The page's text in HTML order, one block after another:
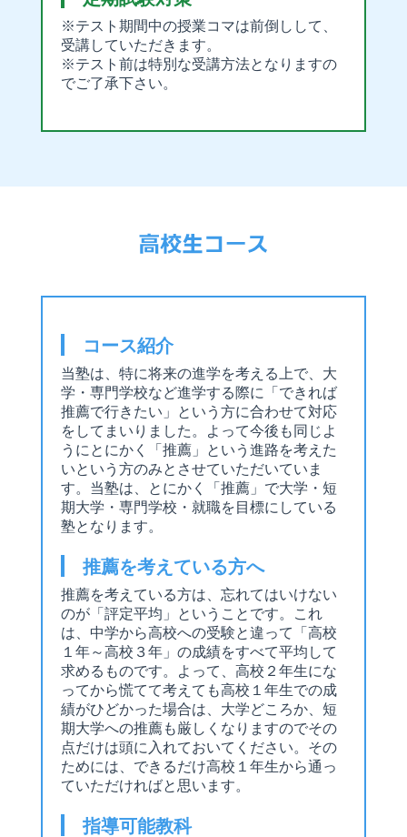
※テスト期間中の授業コマは前倒しして、
受講していただきます。
※テスト前は特別な受講方法となりますの
でご了承下さい。
コース紹介
当塾は、特に将来の進学を考える上で、大
学・専門学校など進学する際に「できれば
推薦で行きたい」という方に合わせて対応
をしてまいりました。よって今後も同じよ
うにとにかく「推薦」という進路を考えた
いという方のみとさせていただいていま
す。当塾は、とにかく「推薦」で大学・短
期大学・専門学校・就職を目標にしている
塾となります。
推薦を考えている方へ
推薦を考えている方は、忘れてはいけない
のが「評定平均」ということです。これ
は、中学から高校への受験と違って「高校
１年～高校３年」の成績をすべて平均して
求めるものです。よって、高校２年生にな
ってから慌てて考えても高校１年生での成
績がひどかった場合は、大学どころか、短
期大学への推薦も厳しくなりますのでその
点だけは頭に入れておいてください。その
ためには、できるだけ高校１年生から通っ
ていただければと思います。
指導可能教科